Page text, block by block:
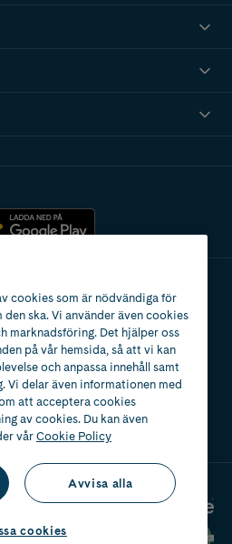
cookies som är nödvändiga för
ska. Vi använder även cookies
Det hjälper oss
på vår hemsida, så att vi kan
och anpassa innehåll samt
Vi delar även informationen med
att acceptera cookies
av cookies. Du kan även
vårCookie Policy
Avvisa alla
cookies